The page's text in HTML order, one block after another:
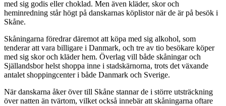
med sig godis eller choklad. Men även kläder, skor och
heminredning står högt på danskarnas köplistor när de är på besök i
Skåne.
Skåningarna föredrar däremot att köpa med sig alkohol, som
tenderar att vara billigare i Danmark, och tre av tio besökare köper
med sig skor och kläder hem. Överlag vill både skåningar och
Själlandsbor helst shoppa inne i stadskärnorna, trots det växande
antalet shoppingcenter i både Danmark och Sverige.
När danskarna åker över till Skåne stannar de i större utsträckning
över natten än tvärtom, vilket också innebär att skåningarna oftare